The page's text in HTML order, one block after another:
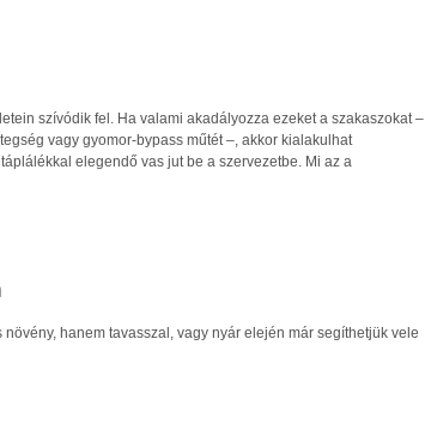
szívódik fel. Ha valami akadályozza ezeket a szakaszokat –
vagy gyomor-bypass műtét –, akkor kialakulhat
elegendő vas jut be a szervezetbe. Mi az a
hanem tavasszal, vagy nyár elején már segíthetjük vele